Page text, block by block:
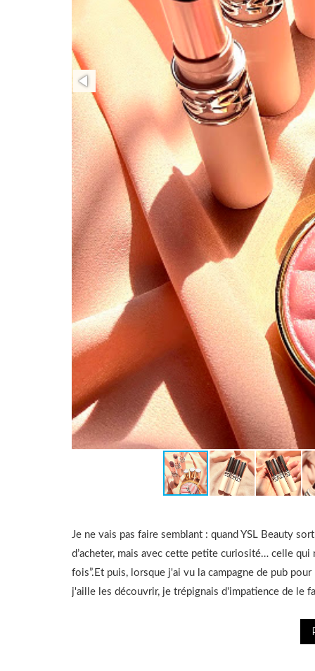
Je ne vais pas faire semblant : quand YSL Beauty
d’acheter, mais avec cette petite curiosité… celle
fois”.Et puis, lorsque j'ai vu la campagne de pub
j'aille les découvrir, je trépignais d'impatience de le